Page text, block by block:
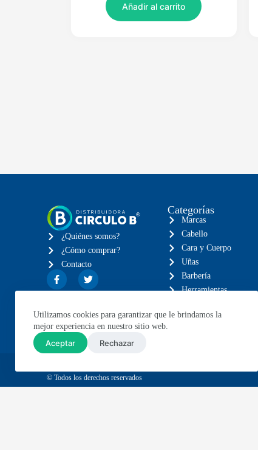
Utilizamos cookies para garantizar que le brindamos la
mejor experiencia en nuestro sitio web.
Aceptar Rechazar
Añadir al carrito
¿Quiénes somos?
¿Cómo comprar?
Contacto
Categorías
Marcas
Cabello
Cara y Cuerpo
Uñas
Barbería
Herramientas
Muebles
© Todos los derechos reservados